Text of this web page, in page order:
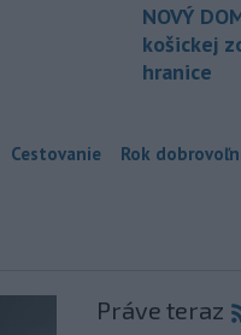
NOVÝ
košickej
hranice
Cestovanie Rok
Práve teraz